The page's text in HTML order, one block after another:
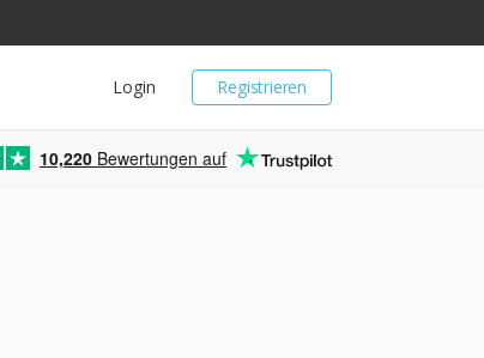
Registrieren
Login
10,220 Bewertungen auf